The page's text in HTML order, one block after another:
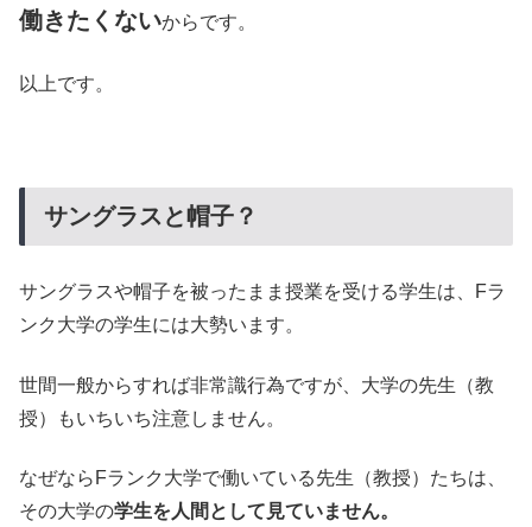
働きたくないからです。
以上です。
サングラスと帽子？
サングラスや帽子を被ったまま授業を受ける学生は、Fラ
ンク大学の学生には大勢います。
世間一般からすれば非常識行為ですが、大学の先生（教
授）もいちいち注意しません。
なぜならFランク大学で働いている先生（教授）たちは、
その大学の学生を人間として見ていません。